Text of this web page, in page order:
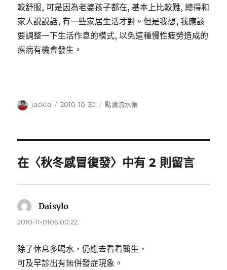
較舒服, 可是因為老婆孩子都在, 基本上比較難, 總得和
家人說說話, 有一些家居生活才對。但是我想, 我應該
要調整一下生活作息的模式, 以免這種慢性疲勞造成的
疾病有機會發生。
作
jacklo
發
2010-10-30
分
點滴流水帳
在〈秋冬感冒復發〉中有 2 則留言
Daisylo
示:
2010-11-0106:00:22
除了休息多喝水，仍應去看看醫生，
可及早診出有無併發症現象。